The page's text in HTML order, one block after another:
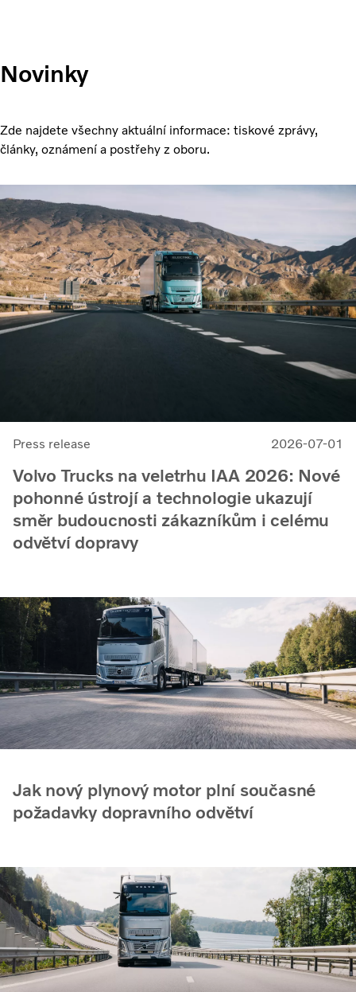
Novinky
Zde najdete všechny aktuální informace: tiskové zprávy,
články, oznámení a postřehy z oboru.
Press release 2026-07-01
Volvo Trucks na veletrhu IAA 2026: Nové
pohonné ústrojí a technologie ukazují
směr budoucnosti zákazníkům i celému
odvětví dopravy
Jak nový plynový motor plní současné
požadavky dopravního odvětví